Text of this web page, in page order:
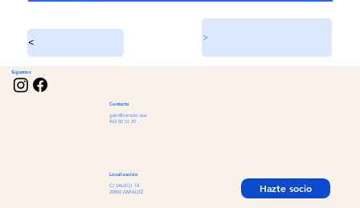
< >
Contacto
gatc@zarautz.eus
943 00 51 29
Localización
C/ SALEGI 14
20800 ZARAUTZ
Síguenos
Hazte socio